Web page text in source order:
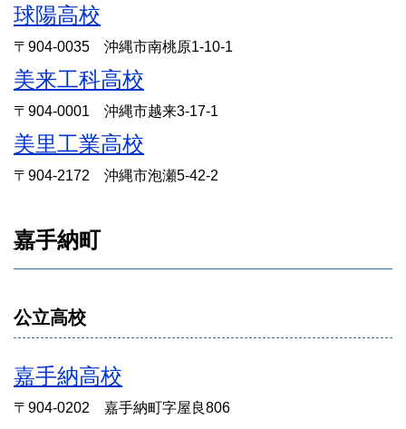
球陽高校
〒904-0035 沖縄市南桃原1-10-1
美来工科高校
〒904-0001 沖縄市越来3-17-1
美里工業高校
〒904-2172 沖縄市泡瀬5-42-2
嘉手納町
公立高校
嘉手納高校
〒904-0202 嘉手納町字屋良806